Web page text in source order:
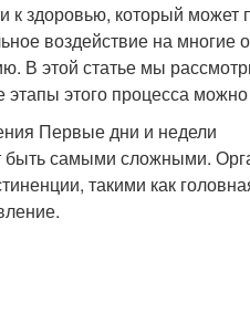
к здоровью, который может
воздействие на
В этой статье мы
этапы этого процесса
Первые дни и недели
самыми сложными.
такими как